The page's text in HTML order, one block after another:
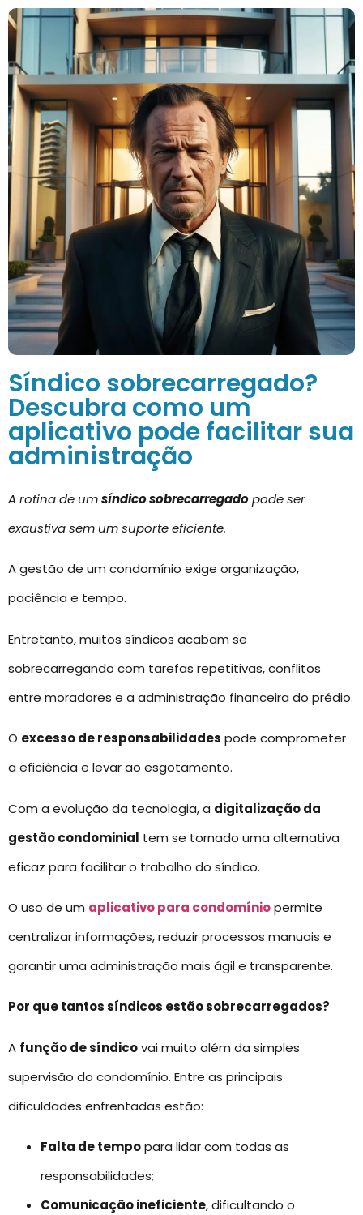
Síndico sobrecarregado?
Descubra como um
aplicativo pode facilitar sua
administração
A rotina de umsíndico sobrecarregadopode ser
exaustiva sem um suporte eficiente.
A gestão de um condomínio exige organização,
paciência e tempo.
Entretanto, muitos síndicos acabam se
sobrecarregando com tarefas repetitivas, conflitos
entre moradores e a administração financeira do prédio.
O excesso de responsabilidades pode comprometer
a eficiência e levar ao esgotamento.
Com a evolução da tecnologia, a digitalização da
gestão condominial tem se tornado uma alternativa
eficaz para facilitar o trabalho do síndico.
O uso de um aplicativo para condomíniopermite
centralizar informações, reduzir processos manuais e
garantir uma administração mais ágil e transparente.
Por que tantos síndicos estão sobrecarregados?
A função de síndicovai muito além da simples
supervisão do condomínio. Entre as principais
dificuldades enfrentadas estão:
Falta de tempopara lidar com todas as
responsabilidades;
Comunicação ineficiente, dificultando o